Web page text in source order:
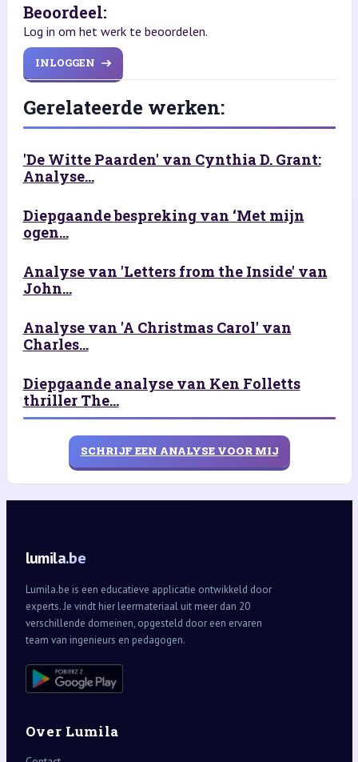
Beoordeel:
Log in om het werk te beoordelen.
INLOGGEN
Gerelateerde werken:
'De Witte Paarden' van Cynthia D. Grant:
Analyse...
Diepgaande bespreking van ‘Met mijn
ogen...
Analyse van 'Letters from the Inside' van
John...
Analyse van 'A Christmas Carol' van
Charles...
Diepgaande analyse van Ken Folletts
thriller The...
SCHRIJF EEN ANALYSE VOOR MIJ
lumila.be
Lumila.be is een educatieve applicatie ontwikkeld door
experts. Je vindt hier leermateriaal uit meer dan 20
verschillende domeinen, opgesteld door een ervaren
team van ingenieurs en pedagogen.
Over Lumila